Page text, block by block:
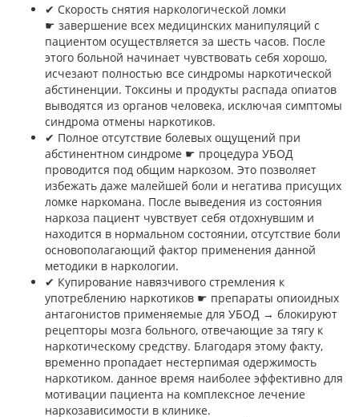
✔︎ Скорость снятия наркологической ломки
☛ завершение всех медицинских манипуляций с
пациентом осуществляется за шесть часов. После
этого больной начинает чувствовать себя хорошо,
исчезают полностью все синдромы наркотической
абстиненции. Токсины и продукты распада опиатов
выводятся из органов человека, исключая симптомы
синдрома отмены наркотиков.
✔︎ Полное отсутствие болевых ощущений при
абстинентном синдроме ☛ процедура УБОД
проводится под общим наркозом. Это позволяет
избежать даже малейшей боли и негатива присущих
ломке наркомана. После выведения из состояния
наркоза пациент чувствует себя отдохнувшим и
находится в нормальном состоянии, отсутствие боли
основополагающий фактор применения данной
методики в наркологии.
✔︎ Купирование навязчивого стремления к
употреблению наркотиков ☛ препараты опиоидных
антагонистов применяемые для УБОД → блокируют
рецепторы мозга больного, отвечающие за тягу к
наркотическому средству. Благодаря этому факту,
временно пропадает нестерпимая одержимость
наркотиком. данное время наиболее эффективно для
мотивации пациента на комплексное лечение
наркозависимости в клинике.